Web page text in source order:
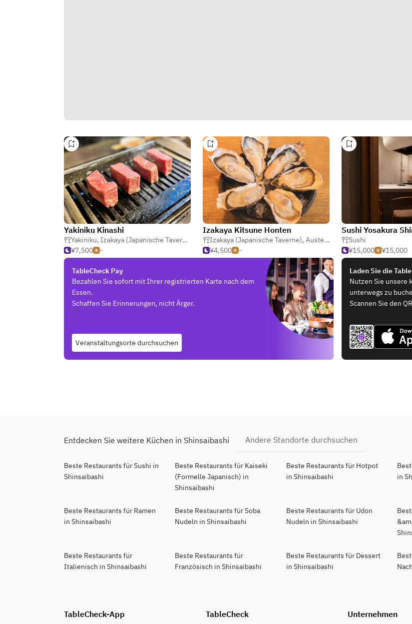
Yakiniku Kinashi
Yakiniku, Izakaya (Japanische Taverne)
Horumonyaki (gegrillt Innereien)
¥7,500
-
Izakaya Kitsune Honten
Izakaya (Japanische Taverne), Austernbar
¥4,500
-
Sushi Yosakura
Sushi
¥15,000
¥15,000
TableCheck Pay
Bezahlen Sie sofort mit Ihrer registrierten Karte nach dem
Essen.
Schaffen Sie Erinnerungen, nicht Ärger.
Veranstaltungsorte durchsuchen
Laden Sie die
Nutzen Sie unsere
unterwegs zu
Scannen Sie den
Entdecken Sie weitere Küchen in Shinsaibashi Andere Standorte durchsuchen
Beste Restaurants für Sushi in
Shinsaibashi
Beste Restaurants für Kaiseki
(Formelle Japanisch) in
Shinsaibashi
Beste Restaurants für Hotpot
in Shinsaibashi
in
Beste Restaurants für Ramen
in Shinsaibashi
Beste Restaurants für Soba
Nudeln in Shinsaibashi
Beste Restaurants für Udon
Nudeln in Shinsaibashi
Beste Restaurants für
Italienisch in Shinsaibashi
Beste Restaurants für
Französisch in Shinsaibashi
Beste Restaurants für Dessert
in Shinsaibashi
TableCheck-App TableCheck Unternehmen